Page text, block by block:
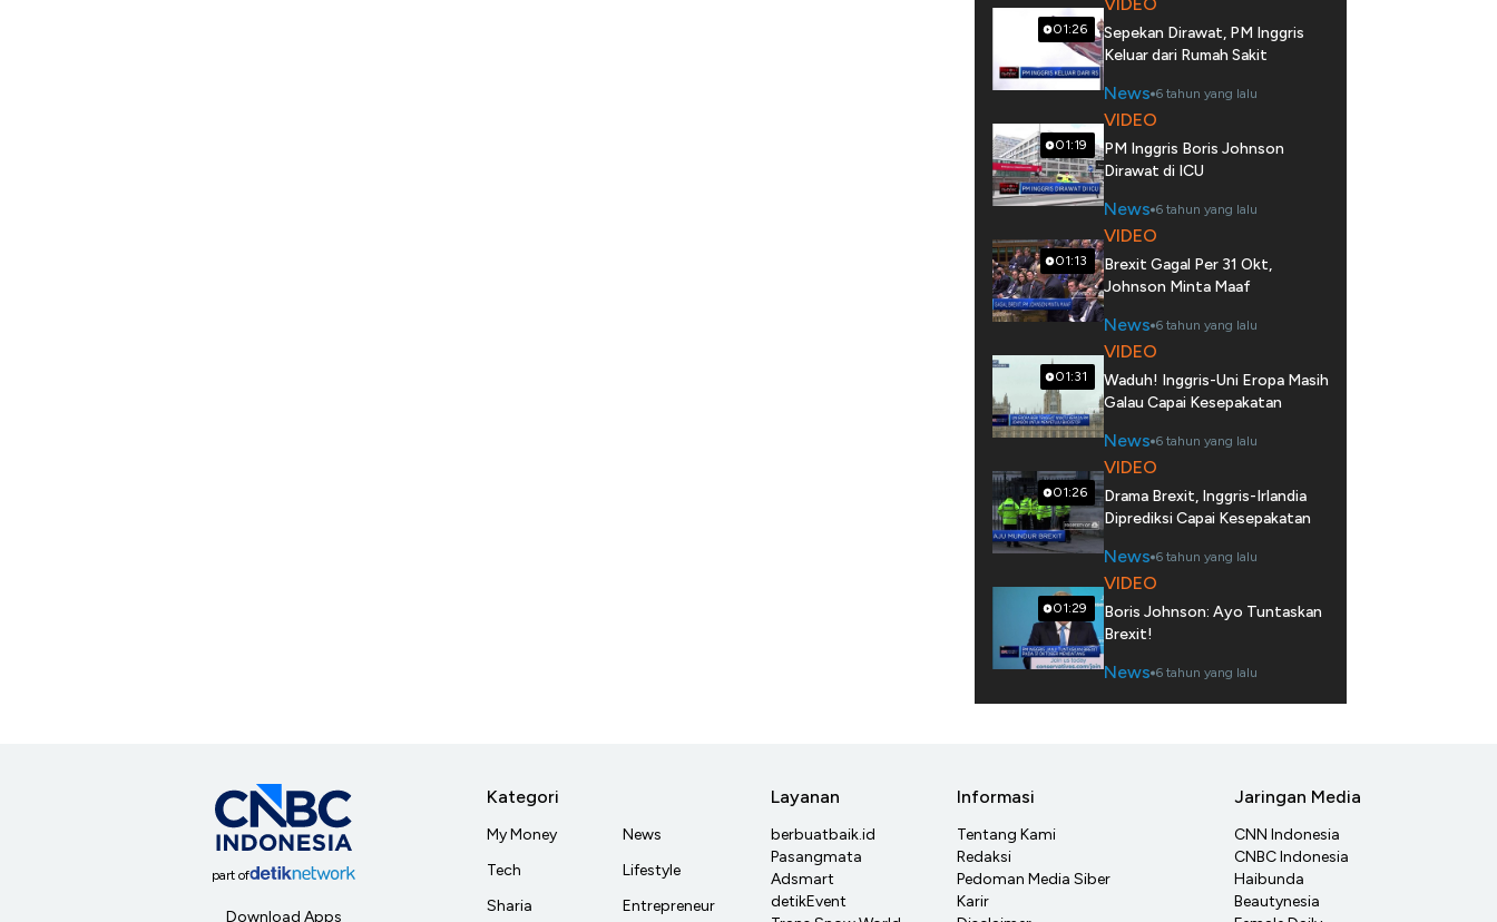
01:26
Sepekan Dirawat, PM Inggris
Keluar dari Rumah Sakit
News 6 tahun yang lalu
01:19
VIDEO
PM Inggris Boris Johnson
Dirawat di ICU
News 6 tahun yang lalu
01:13
VIDEO
Brexit Gagal Per 31 Okt,
Johnson Minta Maaf
News 6 tahun yang lalu
01:31
VIDEO
Waduh! Inggris-Uni Eropa Masih
Galau Capai Kesepakatan
News 6 tahun yang lalu
01:26
VIDEO
Drama Brexit, Inggris-Irlandia
Diprediksi Capai Kesepakatan
News 6 tahun yang lalu
01:29
VIDEO
Boris Johnson: Ayo Tuntaskan
Brexit!
News 6 tahun yang lalu
part of
Download Apps
Kategori
My Money
Tech
Sharia
News
Lifestyle
Entrepreneur
Layanan
berbuatbaik.id
Pasangmata
Adsmart
detikEvent
Informasi
Tentang Kami
Redaksi
Pedoman Media Siber
Karir
Jaringan Media
CNN Indonesia
CNBC Indonesia
Haibunda
Beautynesia